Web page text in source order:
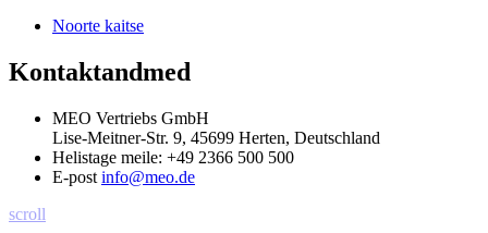
Noorte kaitse
Kontaktandmed
MEO Vertriebs GmbH
Lise-Meitner-Str. 9, 45699 Herten, Deutschland
Helistage meile: +49 2366 500 500
E-post info@meo.de
scroll